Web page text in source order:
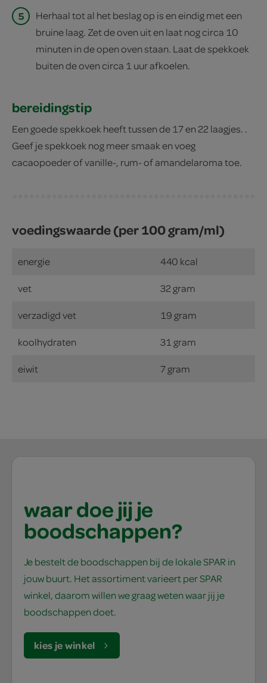
5
Herhaal tot al het beslag op is en eindig met een
bruine laag. Zet de oven uit en laat nog circa 10
minuten in de open oven staan. Laat de spekkoek
buiten de oven circa 1 uur afkoelen.
bereidingstip
Een goede spekkoek heeft tussen de 17 en 22 laagjes. .
Geef je spekkoek nog meer smaak en voeg
cacaopoeder of vanille-, rum- of amandelaroma toe.
voedingswaarde (per 100 gram/ml)
energie 440 kcal
vet 32 gram
verzadigd vet 19 gram
koolhydraten 31 gram
eiwit 7 gram
waar doe jij je
boodschappen?
Je bestelt de boodschappen bij de lokale SPAR in
jouw buurt. Het assortiment varieert per SPAR
winkel, daarom willen we graag weten waar jij je
boodschappen doet.
kies je winkel